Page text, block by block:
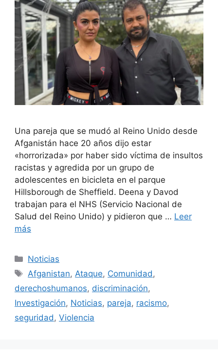
Una pareja que se mudó al Reino Unido desde
Afganistán hace 20 años dijo estar
«horrorizada» por haber sido víctima de insultos
racistas y agredida por un grupo de
adolescentes en bicicleta en el parque
Hillsborough de Sheffield. Deena y Davod
trabajan para el NHS (Servicio Nacional de
Salud del Reino Unido) y pidieron que … Leer
más
Categorías
Noticias
Etiquetas
Afganistan, Ataque, Comunidad ,
derechoshumanos, discriminación,
Investigación, Noticias, pareja, racismo,
seguridad , Violencia